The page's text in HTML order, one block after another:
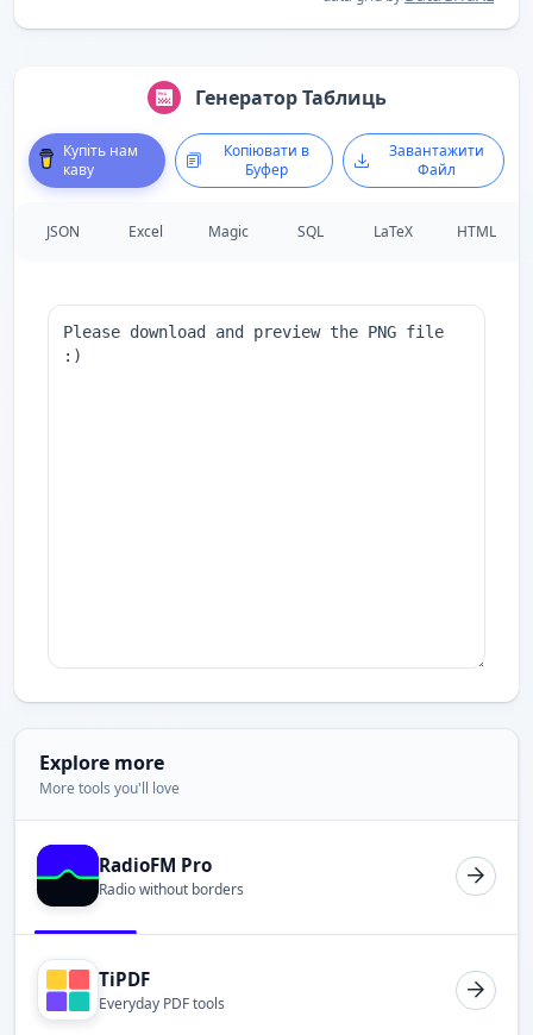
Генератор Таблиць
Купіть нам
каву
Копіювати в
Буфер
Завантажити
Файл
JSON Excel Magic SQL LaTeX HTML
Explore more
More tools you'll love
RadioFM Pro
Radio without borders
TiPDF
Everyday PDF tools